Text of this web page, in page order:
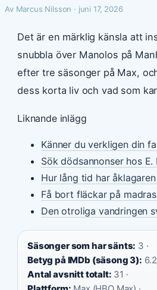
Av Marcus Nilsson · juni 17, 2026
Det är en märklig känsla att
snubbla över Manolos på
efter tre säsonger på Max,
dess korta liv och vad som
Liknande inlägg
Känner du verkligen din
Sök dödsannonser hos
Hur lång tid har
Få bort fläckar på
Den otroliga vandringen
Säsonger som har sänts: 3 ·
Betyg på IMDb (säsong 3):
Antal avsnitt totalt: 31 ·